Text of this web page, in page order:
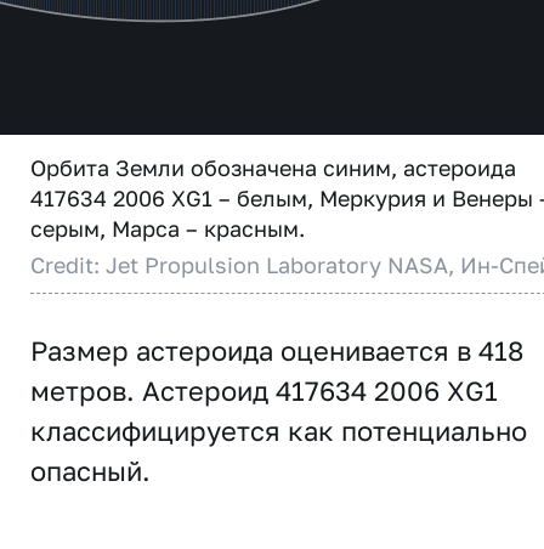
Орбита Земли обозначена синим, астероида
417634 2006 XG1 – белым, Меркурия и Венеры
серым, Марса – красным.
Credit: Jet Propulsion Laboratory NASA, Ин-
Размер астероида оценивается в 418
метров. Астероид 417634 2006 XG1
классифицируется как потенциально
опасный.